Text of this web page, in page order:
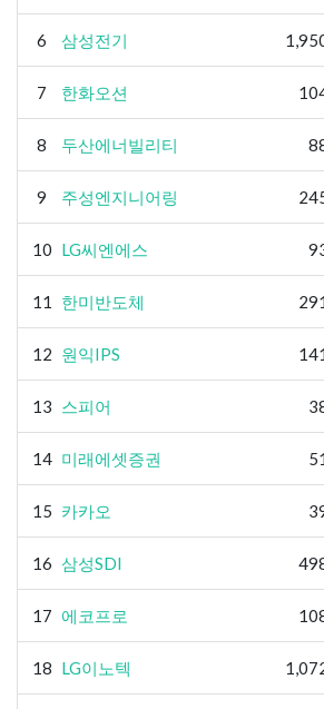
6 삼성전기
7 한화오션
8 두산에너빌리티
9 주성엔지니어링
10 LG씨엔에스
11 한미반도체
12 원익IPS
13 스피어
14 미래에셋증권
15 카카오
16 삼성SDI
17 에코프로
18 LG이노텍